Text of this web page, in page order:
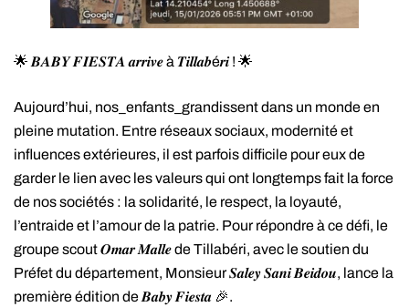
🌟 𝑩𝑨𝑩𝒀 𝑭𝑰𝑬𝑺𝑻𝑨 𝒂𝒓𝒓𝒊𝒗𝒆 à 𝑻𝒊𝒍𝒍𝒂𝒃é𝒓𝒊 ! 🌟
Aujourd’hui, nos_enfants_grandissent dans un monde en
pleine mutation. Entre réseaux sociaux, modernité et
influences extérieures, il est parfois difficile pour eux de
garder le lien avec les valeurs qui ont longtemps fait la force
de nos sociétés : la solidarité, le respect, la loyauté,
l’entraide et l’amour de la patrie. Pour répondre à ce défi, le
groupe scout 𝑶𝒎𝒂𝒓 𝑴𝒂𝒍𝒍𝒆 de Tillabéri, avec le soutien du
Préfet du département, Monsieur 𝑺𝒂𝒍𝒆𝒚 𝑺𝒂𝒏𝒊 𝑩𝒆𝒊𝒅𝒐𝒖, lance la
première édition de 𝑩𝒂𝒃𝒚 𝑭𝒊𝒆𝒔𝒕𝒂 🎉.